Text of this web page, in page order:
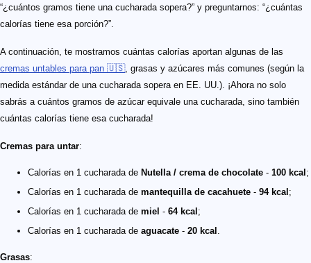
“¿cuántos gramos tiene una cucharada sopera?” y preguntarnos: “¿cuántas
calorías tiene esa porción?”.
A continuación, te mostramos cuántas calorías aportan algunas de las
cremas untables para pan 🇺🇸, grasas y azúcares más comunes (según la
medida estándar de una cucharada sopera en EE. UU.). ¡Ahora no solo
sabrás a cuántos gramos de azúcar equivale una cucharada​, sino también
cuántas calorías tiene esa cucharada!
Cremas para untar:
Calorías en 1 cucharada de Nutella / crema de chocolate - 100 kcal ;
Calorías en 1 cucharada de mantequilla de cacahuete - 94 kcal ;
Calorías en 1 cucharada de miel - 64 kcal ;
Calorías en 1 cucharada de aguacate - 20 kcal .
Grasas: